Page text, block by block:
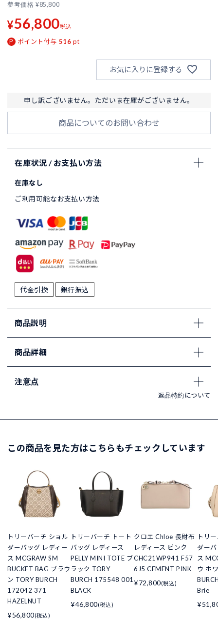
参考価格 ¥85,800
¥56,800税込
ポイント付与 516 pt
お気に入りに登録する
申し訳ございません。ただいま在庫がございません。
商品についてのお問い合わせ
在庫状況 / お支払い方法
在庫なし
ご利用可能なお支払い方法
代金引換 銀行振込
商品説明
商品詳細
注意点
返品特約について
この商品を見た方はこちらもチェックしています
トリーバーチ ショル
ダーバッグ レディー
ス MCGRAW SM
BUCKET BAG ブラウ
ン TORY BURCH
172042 371
HAZELNUT
¥56,800(税込)
トリーバーチ トート
バッグ レディース
PELLY MINI TOTE ブ
ラック TORY
BURCH 175548 001
BLACK
¥46,800(税込)
クロエ Chloe 長財布
レディース ピンク
CHC21WP941 F57
6J5 CEMENT PINK
¥72,800(税込)
トリ
ダー
ス
ウ ホ
Brie